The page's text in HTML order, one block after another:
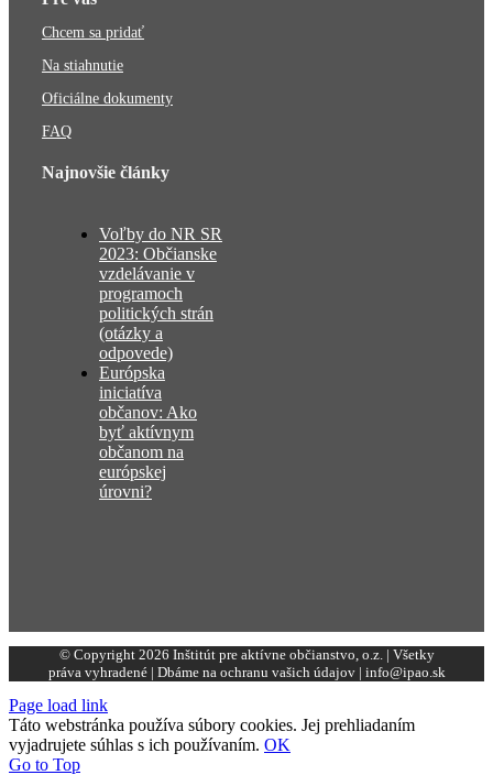
Chcem sa pridať
Na stiahnutie
Oficiálne dokumenty
FAQ
Najnovšie články
Voľby do NR SR
2023: Občianske
vzdelávanie v
programoch
politických strán
(otázky a
odpovede)
Európska
iniciatíva
občanov: Ako
byť aktívnym
občanom na
európskej
úrovni?
© Copyright 2026 Inštitút pre aktívne občianstvo, o.z. | Všetky
práva vyhradené | Dbáme na ochranu vašich údajov | info@ipao.sk
Page load link
Táto webstránka používa súbory cookies. Jej prehliadaním
vyjadrujete súhlas s ich používaním. OK
Go to Top